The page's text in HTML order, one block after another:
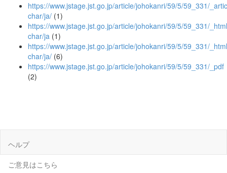
https://www.jstage.jst.go.jp/article/johokanri/59/5/59_331/
char/ja/ (1)
https://www.jstage.jst.go.jp/article/johokanri/59/5/59_331/
char/ja (1)
https://www.jstage.jst.go.jp/article/johokanri/59/5/59_331/
char/ja/ (6)
https://www.jstage.jst.go.jp/article/johokanri/59/5/59_331/_pdf
(2)
ヘルプ
ご意見はこちら